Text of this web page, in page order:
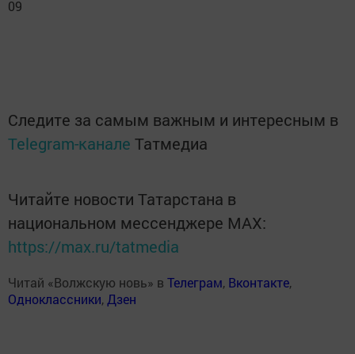
09
Следите за самым важным и интересным в
Telegram-канале Татмедиа
Читайте новости Татарстана в
национальном мессенджере MАХ:
https://max.ru/tatmedia
Читай «Волжскую новь» в Телеграм, Вконтакте,
Одноклассники,Дзен